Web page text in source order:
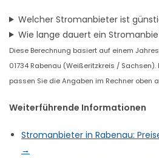
Welcher Stromanbieter ist
Wie lange dauert ein
Diese Berechnung basiert auf einem
01734 Rabenau (Weißeritzkreis / Sachsen).
passen Sie die Angaben im Rechner oben
Weiterführende Informationen
Stromanbieter in Rabenau:
→